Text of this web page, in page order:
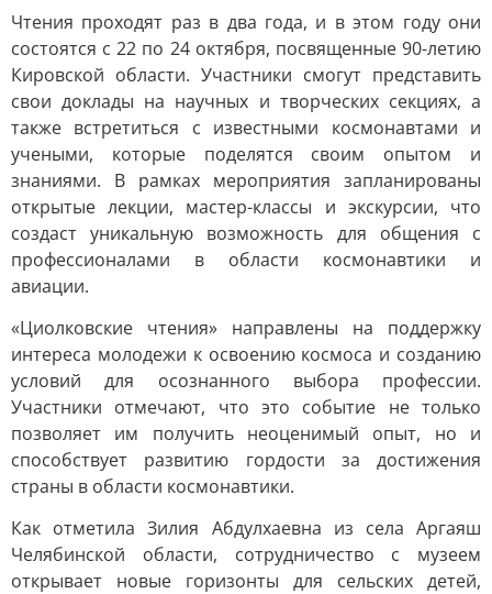
Чтения проходят раз в два года, и в этом году они
состоятся с 22 по 24 октября, посвященные 90-летию
Кировской области. Участники смогут представить
свои доклады на научных и творческих секциях, а
также встретиться с известными космонавтами и
учеными, которые поделятся своим опытом и
знаниями. В рамках мероприятия запланированы
открытые лекции, мастер-классы и экскурсии, что
создаст уникальную возможность для общения с
профессионалами в области космонавтики и
авиации.
«Циолковские чтения» направлены на поддержку
интереса молодежи к освоению космоса и созданию
условий для осознанного выбора профессии.
Участники отмечают, что это событие не только
позволяет им получить неоценимый опыт, но и
способствует развитию гордости за достижения
страны в области космонавтики.
Как отметила Зилия Абдулхаевна из села Аргаяш
Челябинской области, сотрудничество с музеем
открывает новые горизонты для сельских детей,